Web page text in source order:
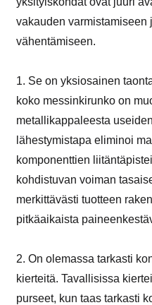
vakauden varmistamiseen
vähentämiseen.
1. Se on yksiosainen
koko messinkirunko on
metallikappaleesta
lähestymistapa eliminoi
komponenttien
kohdistuvan voiman
merkittävästi tuotteen
pitkäaikaista
2. On olemassa tarkasti
kierteitä. Tavallisissa
purseet, kun taas tarkasti